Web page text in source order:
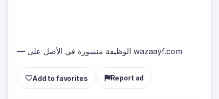
— الوظيفة منشورة في الأصل على wazaayf.com
Add to favorites Report ad